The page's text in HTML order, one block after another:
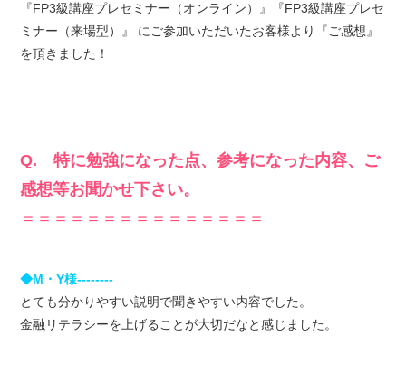
『FP3級講座プレセミナー（オンライン）』『FP3級講座プレセ
ミナー（来場型）』 にご参加いただいたお客様より『ご感想』
を頂きました！
Q. 特に勉強になった点、参考になった内容、ご
感想等お聞かせ下さい。
＝＝＝＝＝＝＝＝＝＝＝＝＝＝＝
◆M・Y様--------
とても分かりやすい説明で聞きやすい内容でした。
金融リテラシーを上げることが大切だなと感じました。